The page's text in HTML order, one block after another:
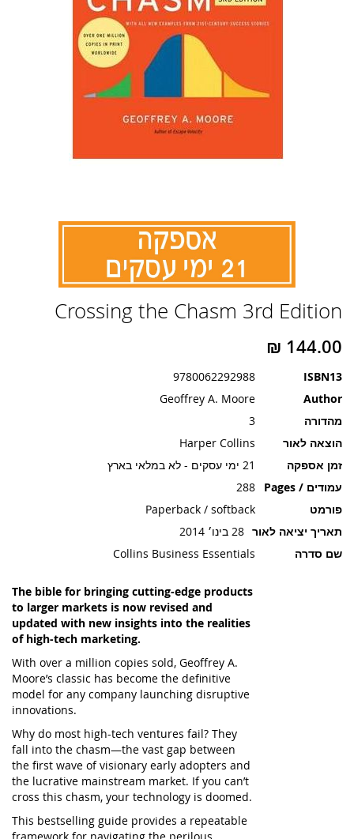
Crossing the Chasm 3rd Edition
ISBN13
9780062292988
Author
Geoffrey A. Moore
מהדורה
3
הוצאה לאור
Harper Collins
זמן אספקה
21 ימי עסקים - לא במלאי בארץ
עמודים / Pages
288
פורמט
Paperback / softback
תאריך יציאה לאור 28 בינו׳ 2014
שם סדרה
Collins Business Essentials
The bible for bringing cutting-edge products
to larger markets is now revised and
updated with new insights into the realities
of high-tech marketing.
With over a million copies sold, Geoffrey A.
Moore’s classic has become the definitive
model for any company launching disruptive
innovations.
Why do most high-tech ventures fail? They
fall into the chasm—the vast gap between
the first wave of visionary early adopters and
the lucrative mainstream market. If you can’t
cross this chasm, your technology is doomed.
This bestselling guide provides a repeatable
להתחלה
גלריית
תמונות